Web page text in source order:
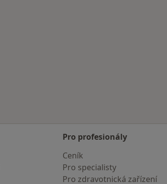
Pro profesionály
Ceník
Pro specialisty
Pro zdravotnická zařízení